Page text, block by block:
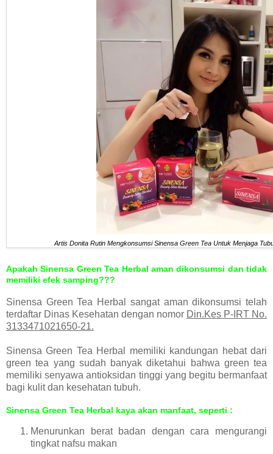
Artis Donita Rutin Mengkonsumsi Sinensa Green Tea Untuk Menjaga
Apakah Sinensa Green Tea Herbal aman dikonsumsi dan tidak
memiliki efek samping???
Sinensa Green Tea Herbal sangat aman dikonsumsi telah
terdaftar Dinas Kesehatan dengan nomor Din.Kes P-IRT No.
3133471021650-21.
Sinensa Green Tea Herbal memiliki kandungan hebat dari
green tea yang sudah banyak diketahui bahwa green tea
memiliki senyawa antioksidan tinggi yang begitu bermanfaat
bagi kulit dan kesehatan tubuh.
Sinensa Green Tea Herbal kaya akan manfaat, seperti :
Menurunkan berat badan dengan cara mengurangi
tingkat nafsu makan